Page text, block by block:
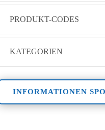
PRODUKT-CODES
KATEGORIEN
INFORMATIONEN